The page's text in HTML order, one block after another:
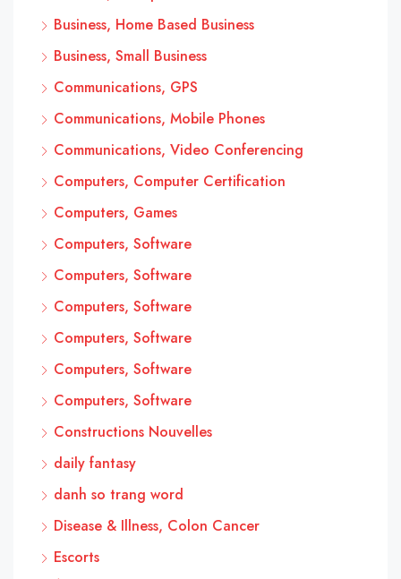
Business, Home Based Business
Business, Small Business
Communications, GPS
Communications, Mobile Phones
Communications, Video Conferencing
Computers, Computer Certification
Computers, Games
Computers, Software
Computers, Software
Computers, Software
Computers, Software
Computers, Software
Computers, Software
Constructions Nouvelles
daily fantasy
danh so trang word
Disease & Illness, Colon Cancer
Escorts